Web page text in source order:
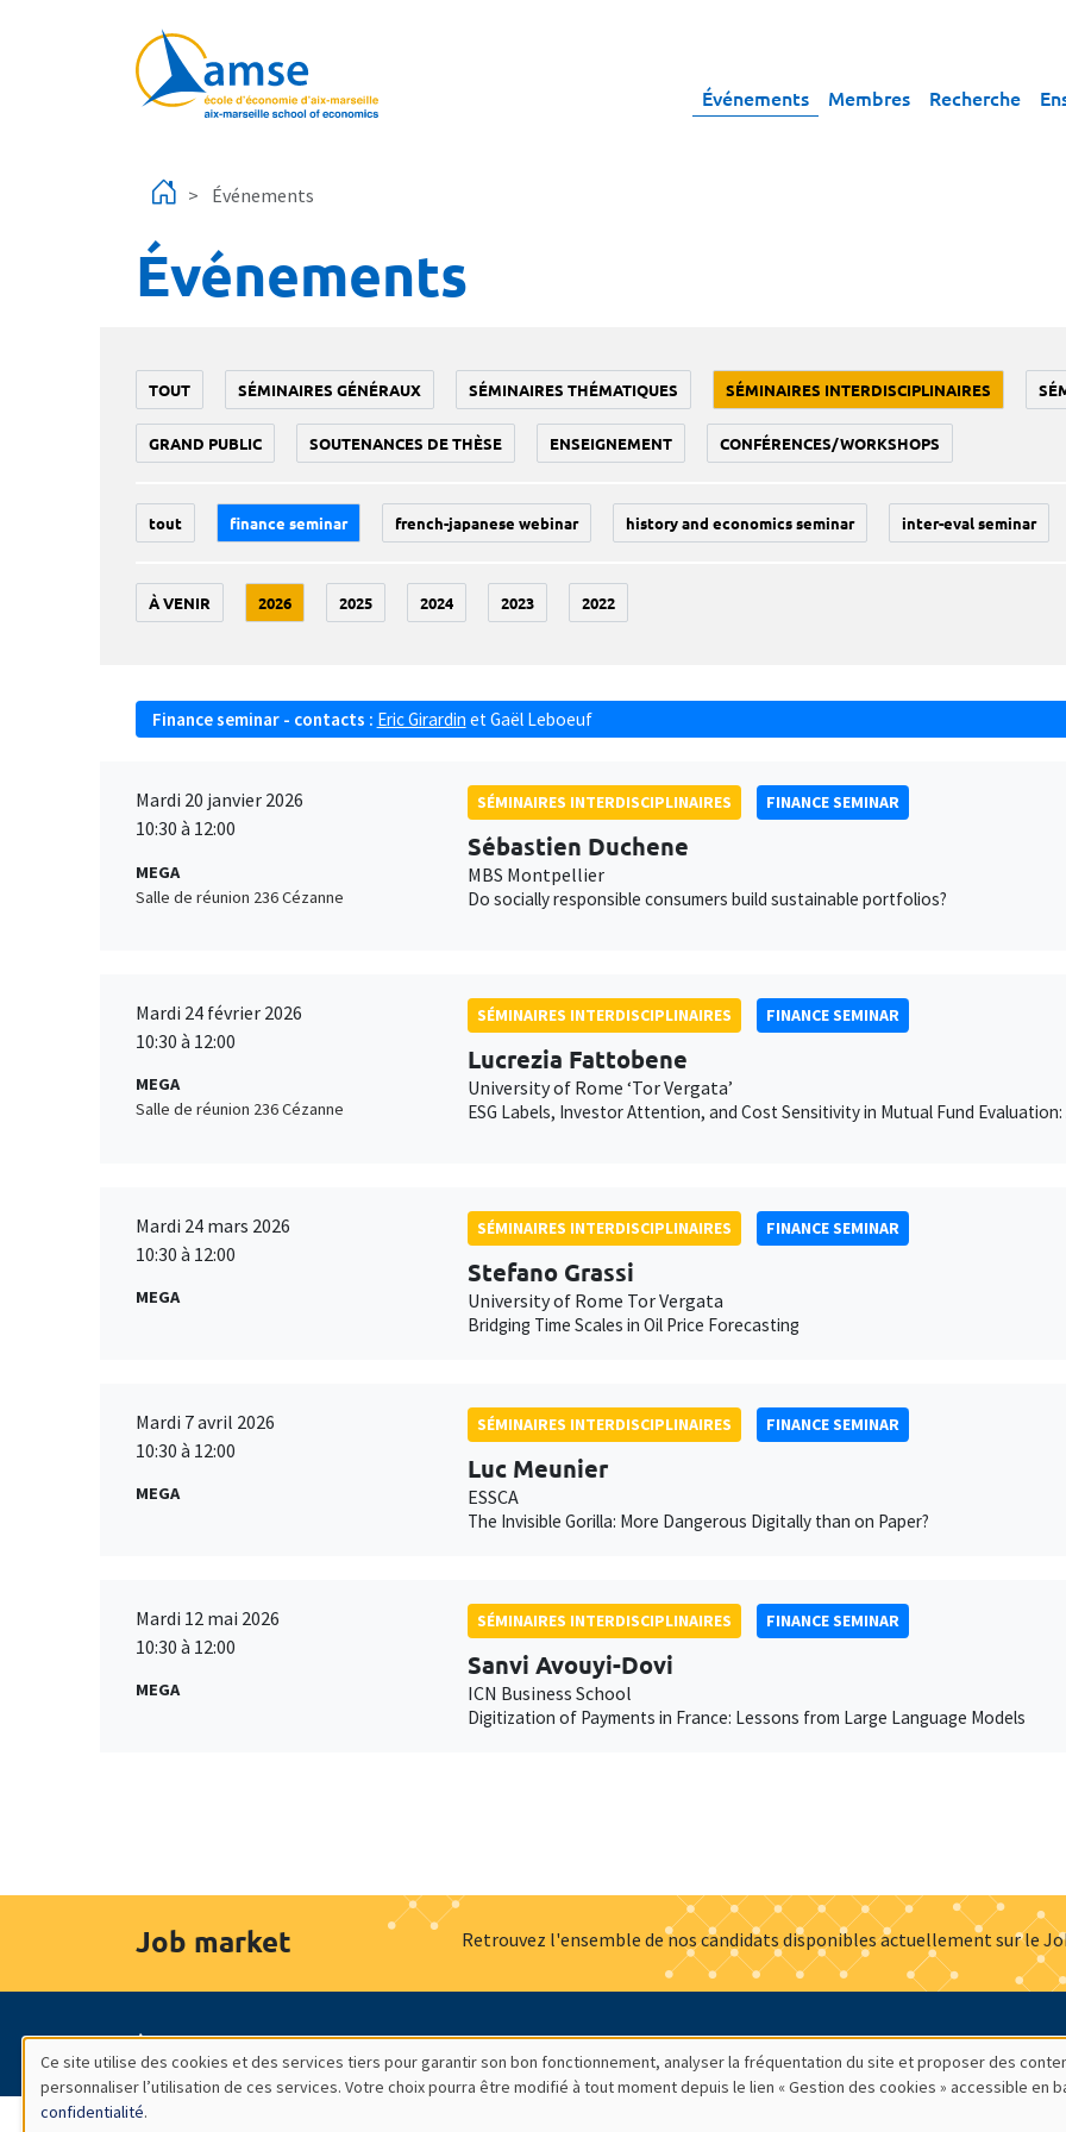
Événements Membres Recherche
Événements
Événements
TOUT SÉMINAIRES GÉNÉRAUX SÉMINAIRES THÉMATIQUES SÉMINAIRES INTERDISCIPLINAIRES
GRAND PUBLIC SOUTENANCES DE THÈSE ENSEIGNEMENT CONFÉRENCES/WORKSHOPS
tout finance seminar french-japanese webinar history and economics seminar inter-eval seminar
À VENIR 2026 2025 2024 2023 2022
Finance seminar - contacts : Eric Girardin et Gaël Leboeuf
Mardi 20 janvier 2026
10:30 à 12:00
MEGA
Salle de réunion 236 Cézanne
SÉMINAIRES INTERDISCIPLINAIRES FINANCE SEMINAR
Sébastien Duchene
MBS Montpellier
Do socially responsible consumers build sustainable portfolios?
Mardi 24 février 2026
10:30 à 12:00
MEGA
Salle de réunion 236 Cézanne
SÉMINAIRES INTERDISCIPLINAIRES FINANCE SEMINAR
Lucrezia Fattobene
University of Rome ‘Tor Vergata’
ESG Labels, Investor Attention, and Cost Sensitivity in Mutual Fund Evaluation:
Mardi 24 mars 2026
10:30 à 12:00
MEGA
SÉMINAIRES INTERDISCIPLINAIRES FINANCE SEMINAR
Stefano Grassi
University of Rome Tor Vergata
Bridging Time Scales in Oil Price Forecasting
Mardi 7 avril 2026
10:30 à 12:00
MEGA
SÉMINAIRES INTERDISCIPLINAIRES FINANCE SEMINAR
Luc Meunier
ESSCA
The Invisible Gorilla: More Dangerous Digitally than on Paper?
Mardi 12 mai 2026
10:30 à 12:00
MEGA
SÉMINAIRES INTERDISCIPLINAIRES FINANCE SEMINAR
Sanvi Avouyi-Dovi
ICN Business School
Digitization of Payments in France: Lessons from Large Language Models
Job market Retrouvez l'ensemble de nos candidats disponibles actuellement sur le
À propos Nos engagements Hommage à Actualités Offres d'emploi Presse Mentions légales
Utilisation
Ce site utilise des cookies et des services tiers pour garantir son bon fonctionnement, analyser la fréquentation du site et proposer des
personnaliser l’utilisation de ces services. Votre choix pourra être modifié à tout moment depuis le lien « Gestion des cookies » accessible en
confidentialité.